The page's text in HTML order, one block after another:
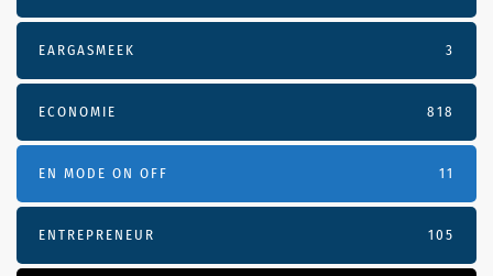
EARGASMEEK 3
ECONOMIE 818
EN MODE ON OFF 11
ENTREPRENEUR 105